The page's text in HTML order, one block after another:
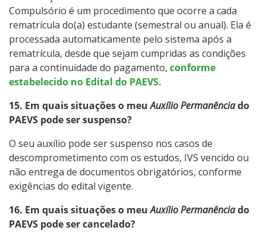
Compulsório é um procedimento que ocorre a cada
rematrícula do(a) estudante (semestral ou anual). Ela é
processada automaticamente pelo sistema após a
rematrícula, desde que sejam cumpridas as condições
para a continuidade do pagamento, conforme
estabelecido no Edital do PAEVS.
15. Em quais situações o meuAuxílio Permanênciado
PAEVS pode ser suspenso?
O seu auxílio pode ser suspenso nos casos de
descomprometimento com os estudos, IVS vencido ou
não entrega de documentos obrigatórios, conforme
exigências do edital vigente.
16. Em quais situações o meuAuxílio Permanênciado
PAEVS pode ser cancelado?